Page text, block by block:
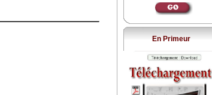
En Primeur